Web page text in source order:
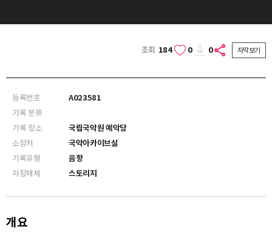
조회 184 0 0 자막보기
등록번호
A023581
기록 분류
기록 장소
국립국악원 예악당
소장처
국악아카이브실
기록유형
음향
저장매체
스토리지
개요